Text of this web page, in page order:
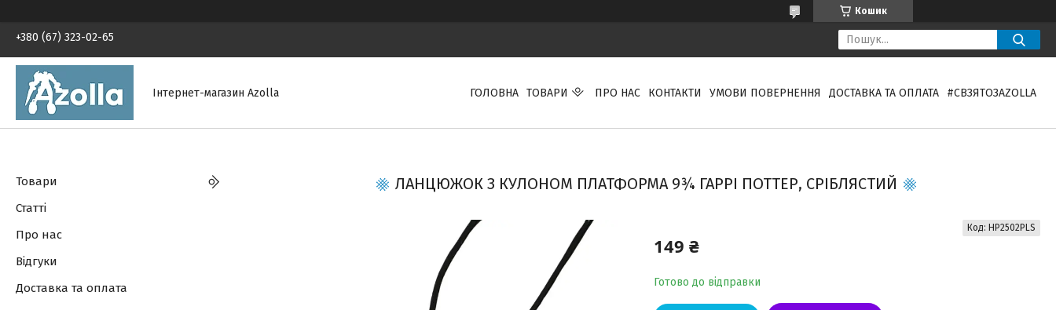
Кошик
+380 (67) 323-02-65
Інтернет-магазин Azolla ГОЛОВНА ТОВАРИ ПРО НАС КОНТАКТИ УМОВИ ПОВЕРНЕННЯ ДОСТАВКА ТА ОПЛАТА #СВЗЯТОЗAZOLLA
ЛАНЦЮЖОК З КУЛОНОМ ПЛАТФОРМА 9¾ ГАРРІ ПОТТЕР, СРІБЛЯСТИЙ
149 ₴
Готово до відправки
Код: HP2502PLS
Товари
Статті
Про нас
Відгуки
Доставка та оплата